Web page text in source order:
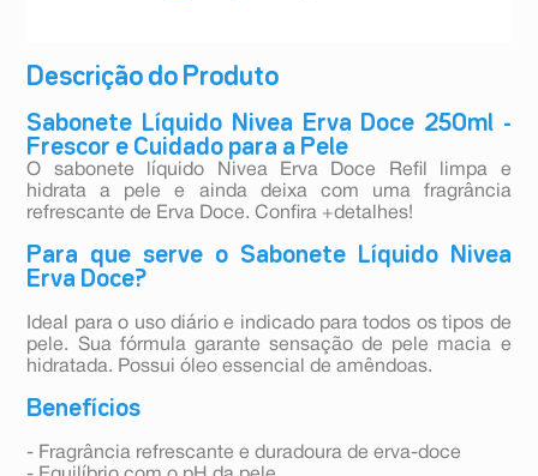
Descrição do Produto
Sabonete Líquido Nivea Erva Doce 250ml -
Frescor e Cuidado para a Pele
O sabonete líquido Nivea Erva Doce Refil limpa e
hidrata a pele e ainda deixa com uma fragrância
refrescante de Erva Doce. Confira +detalhes!
Para que serve o Sabonete Líquido Nivea
Erva Doce?
Ideal para o uso diário e indicado para todos os tipos de
pele. Sua fórmula garante sensação de pele macia e
hidratada. Possui óleo essencial de amêndoas.
Benefícios
- Fragrância refrescante e duradoura de erva-doce